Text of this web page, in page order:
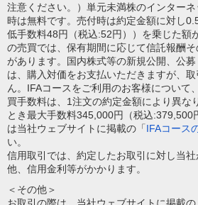
注意ください。）単元未満株のインター
時は無料です。売付時は約定金額に対し
低手数料48円（税込:52円））を乗じた額
の売買では、保有期間に応じて信託報酬
があります。国内株式等の新規公開、公
は、購入対価をお支払いただきますが、
ん。IFAコースをご利用のお客様について
買手数料は、1注文の約定金額により異な
とき最大手数料345,000円（税込:379,500
は当社ウェブサイトに掲載の「IFAコース
い。
信用取引では、約定したお取引に対し当
他、信用金利等がかかります。
＜その他＞
お取引の際は、当社ウェブサイトに掲載の